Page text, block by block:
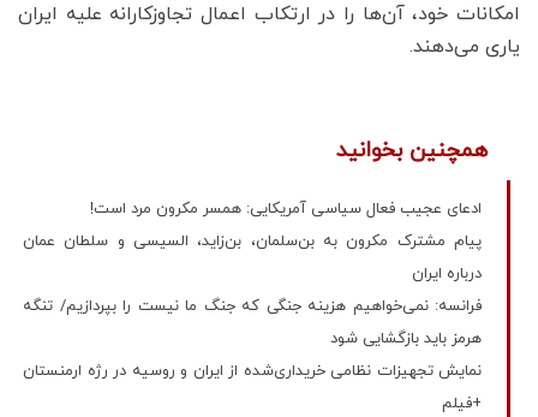
امکانات خود، آن‌ها را در ارتکاب اعمال تجاوزکارانه علیه ایران
یاری می‌دهند.
همچنین بخوانید
ادعای عجیب فعال سیاسی آمریکایی: همسر مکرون مرد است!
پیام مشترک مکرون به بن‌سلمان، بن‌زاید، السیسی و سلطان عمان
درباره ایران
فرانسه: نمی‌خواهیم هزینه جنگی که جنگ ما نیست را بپردازیم/ تنگه
هرمز باید بازگشایی شود
نمایش تجهیزات نظامی خریداری‌شده از ایران و روسیه در رژه ارمنستان
+فیلم